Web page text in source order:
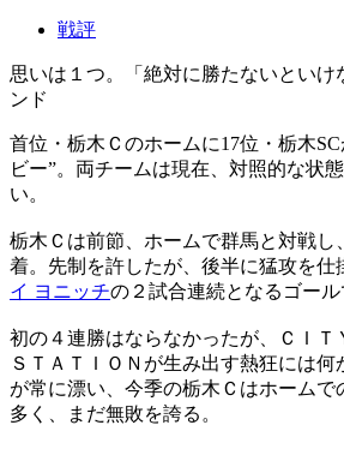
戦評
思いは１つ。「絶対に勝たないといけ
ンド
首位・栃木Ｃのホームに17位・栃木
ビー”。両チームは現在、対照的な状
い。
栃木Ｃは前節、ホームで群馬と対戦し
着。先制を許したが、後半に猛攻を仕
イ ヨニッチの２試合連続となるゴール
初の４連勝はならなかったが、ＣＩＴ
ＳＴＡＴＩＯＮが生み出す熱狂には
が常に漂い、今季の栃木Ｃはホームで
多く、まだ無敗を誇る。